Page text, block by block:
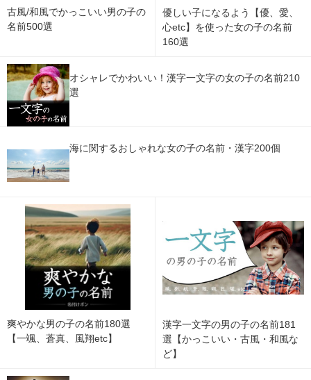
古風/和風でかっこいい男の子の
名前500選
優しい子になるよう【優、愛、
心etc】を使った女の子の名前
160選
オシャレでかわいい！漢字一文字の女の子の名前210
選
海に関するおしゃれな女の子の名前・漢字200個
爽やかな男の子の名前180選
【一颯、蒼真、風翔etc】
漢字一文字の男の子の名前181
選【かっこいい・古風・和風な
ど】